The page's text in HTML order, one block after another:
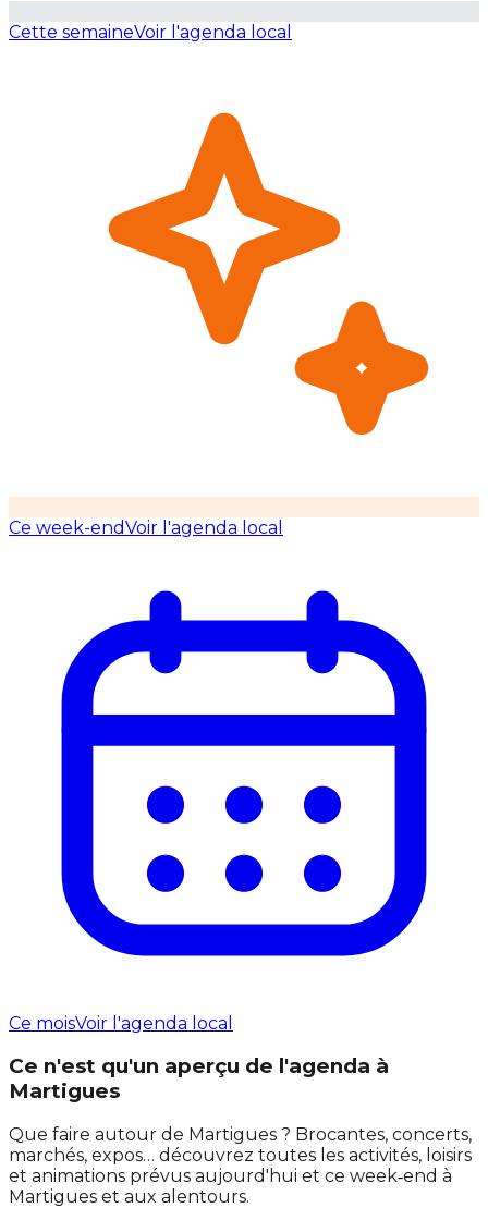
Cette semaineVoir l'agenda local
Ce week-endVoir l'agenda local
Ce moisVoir l'agenda local
Ce n'est qu'un aperçu de l'agenda à
Martigues
Que faire autour de Martigues ? Brocantes, concerts,
marchés, expos… découvrez toutes les activités, loisirs
et animations prévus aujourd'hui et ce week‑end à
Martigues et aux alentours.